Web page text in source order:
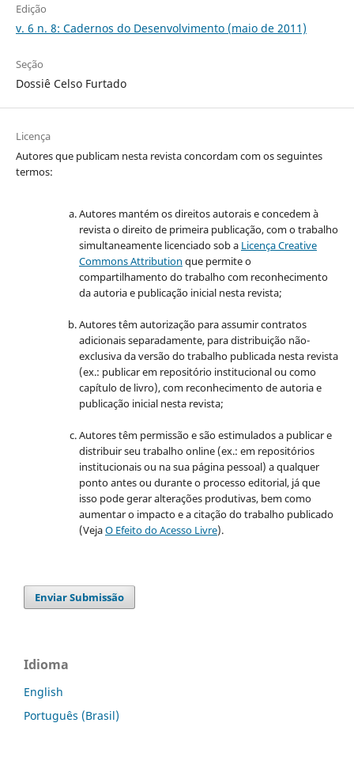
Edição
v. 6 n. 8: Cadernos do Desenvolvimento (maio de 2011)
Seção
Dossiê Celso Furtado
Licença
Autores que publicam nesta revista concordam com os seguintes
termos:
Autores mantém os direitos autorais e concedem à
revista o direito de primeira publicação, com o trabalho
simultaneamente licenciado sob a Licença Creative
Commons Attribution que permite o
compartilhamento do trabalho com reconhecimento
da autoria e publicação inicial nesta revista;
Autores têm autorização para assumir contratos
adicionais separadamente, para distribuição não-
exclusiva da versão do trabalho publicada nesta revista
(ex.: publicar em repositório institucional ou como
capítulo de livro), com reconhecimento de autoria e
publicação inicial nesta revista;
Autores têm permissão e são estimulados a publicar e
distribuir seu trabalho online (ex.: em repositórios
institucionais ou na sua página pessoal) a qualquer
ponto antes ou durante o processo editorial, já que
isso pode gerar alterações produtivas, bem como
aumentar o impacto e a citação do trabalho publicado
(VejaO Efeito do Acesso Livre).
Enviar Submissão
Idioma
English
Português (Brasil)